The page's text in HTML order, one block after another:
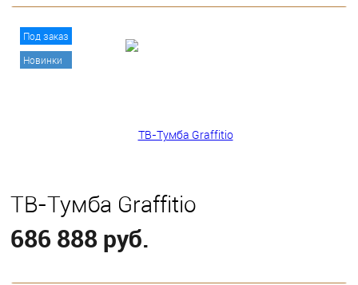
Под заказ
Новинки
ТВ-Тумба Graffitio
686 888 руб.